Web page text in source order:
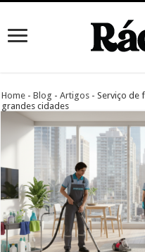
Home -Blog -Artigos -Serviço de
grandes cidades